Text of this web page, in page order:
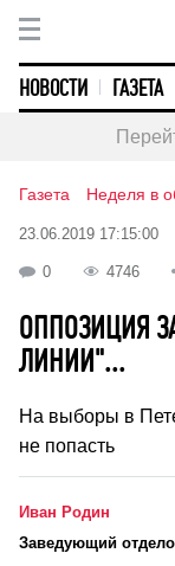
НОВОСТИ ГАЗЕТА
Газета Неделя в
23.06.2019 17:15:00
0 4746
ОППОЗИЦИЯ
ЛИНИИ"...
На выборы в
не попасть
Иван Родин
Заведующий